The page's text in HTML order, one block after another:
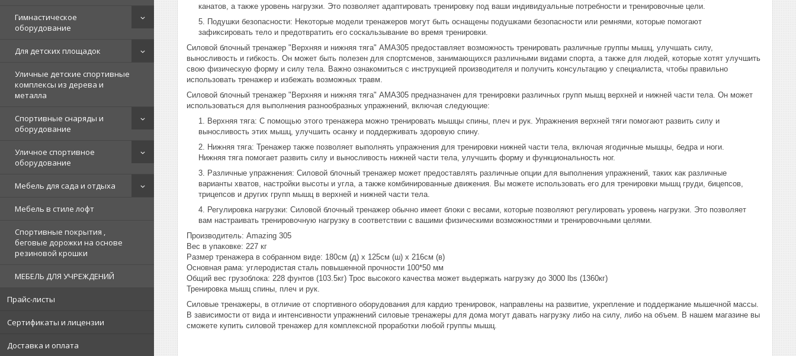
Гимнастическое
оборудование
Для детских площадок
Уличные детские спортивные
комплексы из дерева и
металла
Спортивные снаряды и
оборудование
Уличное спортивное
оборудование
Мебель для сада и отдыха
Мебель в стиле лофт
Спортивные покрытия ,
беговые дорожки на основе
резиновой крошки
МЕБЕЛЬ ДЛЯ УЧРЕЖДЕНИЙ
Прайс-листы
Сертификаты и лицензии
Доставка и оплата
канатов, а также уровень нагрузки. Это позволяет адаптировать тренировку под ваши индивидуальные потребности и тренировочные цели.
Подушки безопасности: Некоторые модели тренажеров могут быть оснащены подушками безопасности или ремнями, которые помогают
зафиксировать тело и предотвратить его соскальзывание во время тренировки.
Силовой блочный тренажер "Верхняя и нижняя тяга" AMA305 предоставляет возможность тренировать различные группы мышц, улучшать силу,
выносливость и гибкость. Он может быть полезен для спортсменов, занимающихся различными видами спорта, а также для людей, которые хотят улучшить
свою физическую форму и силу тела. Важно ознакомиться с инструкцией производителя и получить консультацию у специалиста, чтобы правильно
использовать тренажер и избежать возможных травм.
Силовой блочный тренажер "Верхняя и нижняя тяга" AMA305 предназначен для тренировки различных групп мышц верхней и нижней части тела. Он может
использоваться для выполнения разнообразных упражнений, включая следующие:
Верхняя тяга: С помощью этого тренажера можно тренировать мышцы спины, плеч и рук. Упражнения верхней тяги помогают развить силу и
выносливость этих мышц, улучшить осанку и поддерживать здоровую спину.
Нижняя тяга: Тренажер также позволяет выполнять упражнения для тренировки нижней части тела, включая ягодичные мышцы, бедра и ноги.
Нижняя тяга помогает развить силу и выносливость нижней части тела, улучшить форму и функциональность ног.
Различные упражнения: Силовой блочный тренажер может предоставлять различные опции для выполнения упражнений, таких как различные
варианты хватов, настройки высоты и угла, а также комбинированные движения. Вы можете использовать его для тренировки мышц груди, бицепсов,
трицепсов и других групп мышц в верхней и нижней части тела.
Регулировка нагрузки: Силовой блочный тренажер обычно имеет блоки с весами, которые позволяют регулировать уровень нагрузки. Это позволяет
вам настраивать тренировочную нагрузку в соответствии с вашими физическими возможностями и тренировочными целями.
Производитель: Amazing 305
Вес в упаковке: 227 кг
Размер тренажера в собранном виде: 180см (д) х 125см (ш) х 216см (в)
Основная рама: углеродистая сталь повышенной прочности 100*50 мм
Общий вес грузоблока: 228 фунтов (103.5кг) Трос высокого качества может выдержать нагрузку до 3000 lbs (1360кг)
Тренировка мышц спины, плеч и рук.
Силовые тренажеры, в отличие от спортивного оборудования для кардио тренировок, направлены на развитие, укрепление и поддержание мышечной массы.
В зависимости от вида и интенсивности упражнений силовые тренажеры для дома могут давать нагрузку либо на силу, либо на объем. В нашем магазине вы
сможете купить силовой тренажер для комплексной проработки любой группы мышц.